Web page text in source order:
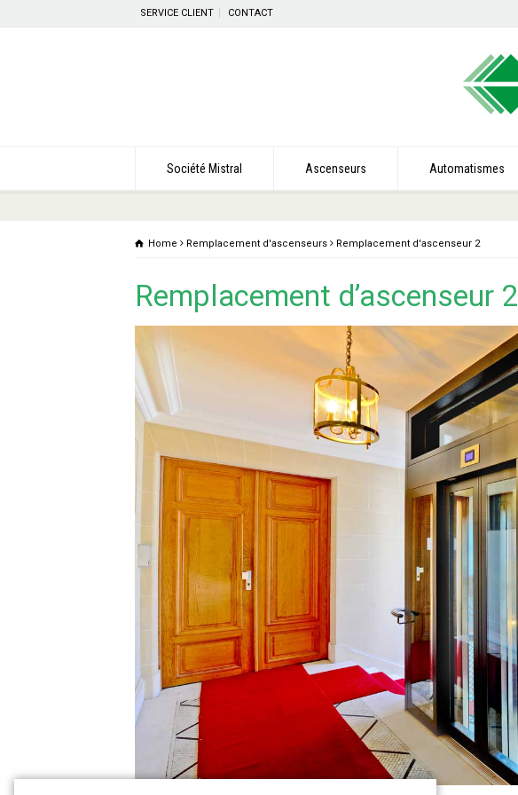
SERVICE CLIENT CONTACT
Société Mistral Ascenseurs Automatismes
Home Remplacement d'ascenseurs Remplacement d'ascenseur 2
Remplacement d’ascenseur 2